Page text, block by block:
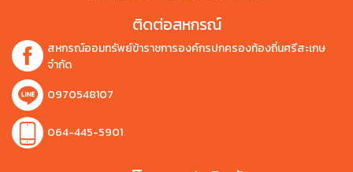
ติดต่อสหกรณ์
สหกรณ์ออมทรัพย์ข้าราชการองค์กรปกครองท้องถิ่นศรีสะเกษ
จำกัด
0970548107
064-445-5901